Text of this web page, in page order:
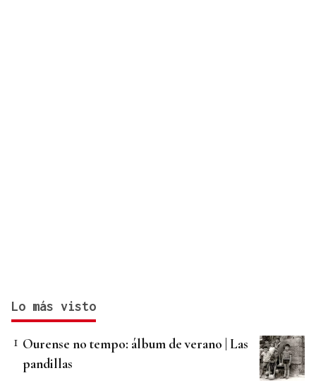
Lo más visto
Ourense no tempo: álbum de verano | Las
pandillas